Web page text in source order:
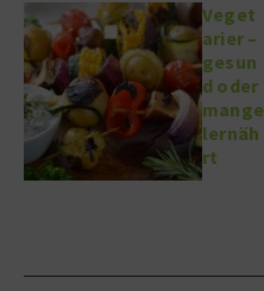
Veget
arier –
gesun
d oder
mange
lernäh
rt